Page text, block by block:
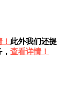
此外我们还提
查看详情！